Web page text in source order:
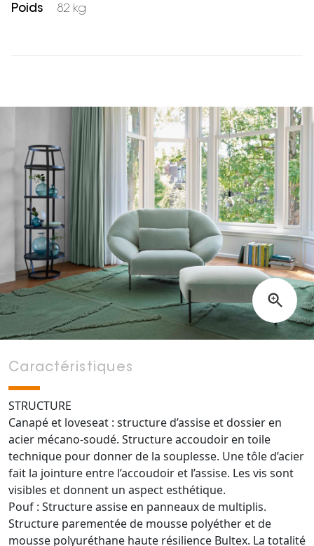
Poids 82 kg
Caractéristiques
STRUCTURE
Canapé et loveseat : structure d’assise et dossier en
acier mécano-soudé. Structure accoudoir en toile
technique pour donner de la souplesse. Une tôle d’acier
fait la jointure entre l’accoudoir et l’assise. Les vis sont
visibles et donnent un aspect esthétique.
Pouf : Structure assise en panneaux de multiplis.
Structure parementée de mousse polyéther et de
mousse polyuréthane haute résilience Bultex. La totalité